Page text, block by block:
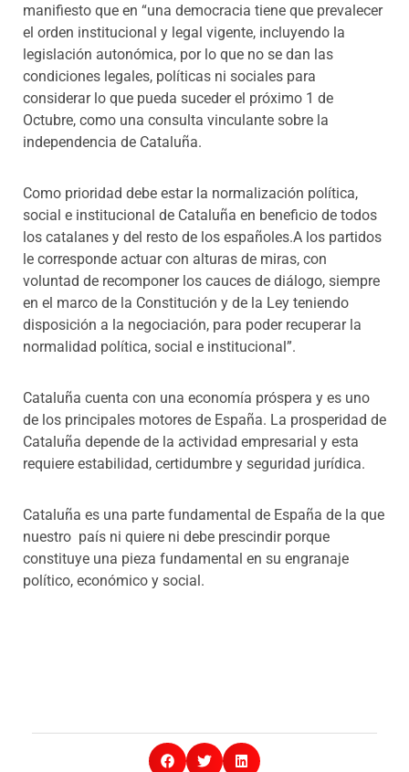
manifiesto que en “una democracia tiene que prevalecer
el orden institucional y legal vigente, incluyendo la
legislación autonómica, por lo que no se dan las
condiciones legales, políticas ni sociales para
considerar lo que pueda suceder el próximo 1 de
Octubre, como una consulta vinculante sobre la
independencia de Cataluña.
Como prioridad debe estar la normalización política,
social e institucional de Cataluña en beneficio de todos
los catalanes y del resto de los españoles.A los partidos
le corresponde actuar con alturas de miras, con
voluntad de recomponer los cauces de diálogo, siempre
en el marco de la Constitución y de la Ley teniendo
disposición a la negociación, para poder recuperar la
normalidad política, social e institucional”.
Cataluña cuenta con una economía próspera y es uno
de los principales motores de España. La prosperidad de
Cataluña depende de la actividad empresarial y esta
requiere estabilidad, certidumbre y seguridad jurídica.
Cataluña es una parte fundamental de España de la que
nuestro país ni quiere ni debe prescindir porque
constituye una pieza fundamental en su engranaje
político, económico y social.